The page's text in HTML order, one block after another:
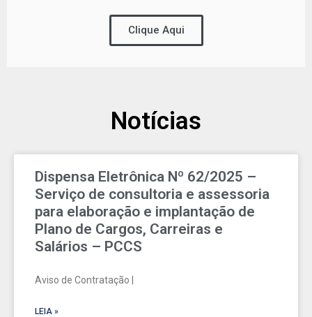
Clique Aqui
Notícias
Dispensa Eletrônica Nº 62/2025 –
Serviço de consultoria e assessoria
para elaboração e implantação de
Plano de Cargos, Carreiras e
Salários – PCCS
Aviso de Contratação |
LEIA »